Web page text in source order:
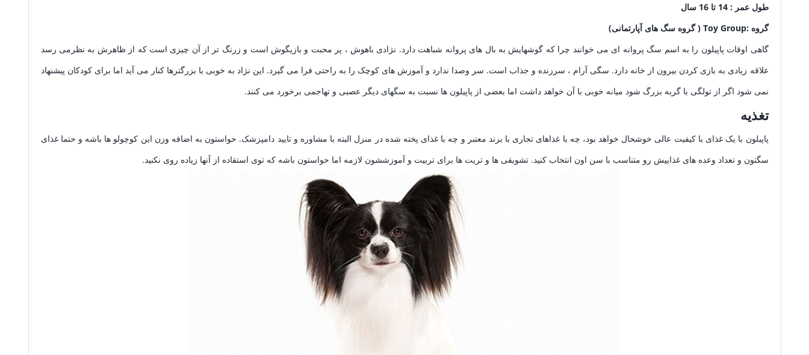
طول عمر : 14 تا 16 سال
گروه :Toy Group ( گروه سگ های آپارتمانی)
گاهی اوقات پاپیلون را به اسم سگ پروانه ای می خوانند چرا که گوشهایش به بال های پروانه شباهت دارد. نژادی باهوش ، پر محبت و بازیگوش است و زرنگ تر از آن چیزی است که از ظاهرش به نظرمی رسد
علاقه زیادی به بازی کردن بیرون از خانه دارد. سگی آرام ، سرزنده و جذاب است. سر وصدا ندارد و آموزش های کوچک را به راحتی فرا می گیرد. این نژاد به خوبی با بزرگترها کنار می آید اما برای کودکان پیشنهاد
نمی شود اگر از تولگی با گربه بزرگ شود میانه خوبی با آن خواهد داشت اما بعضی از پاپیلون ها نسبت به سگهای دیگر عصبی و تهاجمی برخورد می کنند.
تغذیه
پاپیلون با یک غذای با کیفیت عالی خوشحال خواهد بود، چه با غذاهای تجاری با برند معتبر و چه با غذای پخته شده در منزل البته با مشاوره و تایید دامپزشک. حواستون به اضافه وزن این کوچولو ها باشه و حتما غذای
سگتون و تعداد وعده های غذاییش رو متناسب با سن اون انتخاب کنید. تشویقی ها و تریت ها برای تربیت و آموزششون لازمه اما حواستون باشه که توی استفاده از آنها زیاده روی نکنید.